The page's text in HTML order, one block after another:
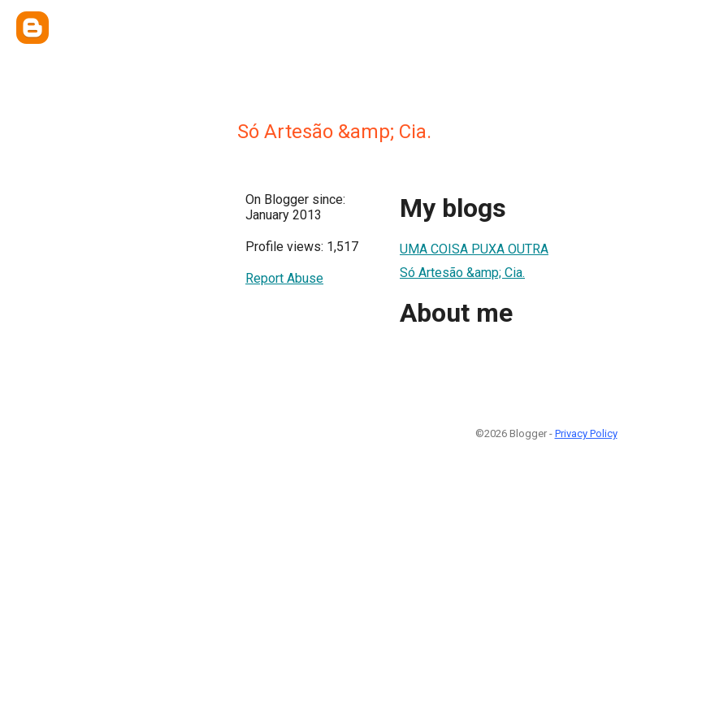
Só Artesão &amp; Cia.
On Blogger since:
January 2013
Profile views: 1,517
Report Abuse
My blogs
UMA COISA PUXA OUTRA
Só Artesão &amp; Cia.
About me
©2026 Blogger - Privacy Policy